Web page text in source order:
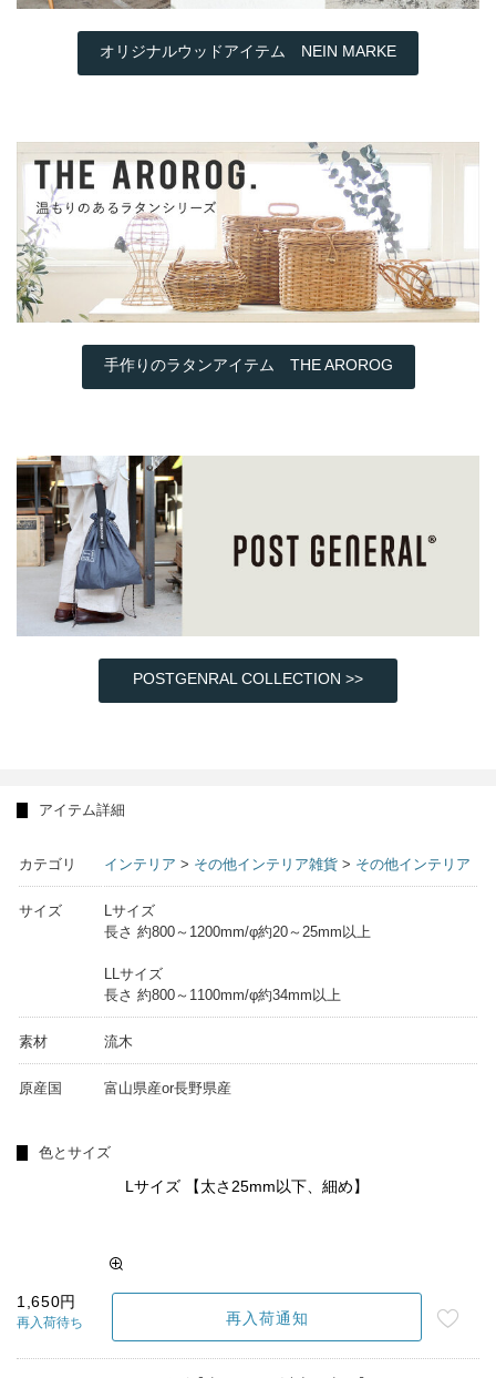
オリジナルウッドアイテム NEIN MARKE
手作りのラタンアイテム THE AROROG
POSTGENRAL COLLECTION >>
アイテム詳細
カテゴリ インテリア > その他インテリア雑貨 > その他インテリア
サイズ
Lサイズ
長さ 約800～1200mm/φ約20～25mm以上
LLサイズ
長さ 約800～1100mm/φ約34mm以上
素材 流木
原産国 富山県産or長野県産
色とサイズ
Lサイズ 【太さ25mm以下、細め】
1,650円
再入荷待ち 再入荷通知